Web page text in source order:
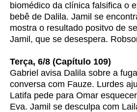
biomédico da clínica falsifica o
bebê de Dalila. Jamil se
mostra o resultado positvo de
Jamil, que se desespera.
Terça, 6/8 (Capítulo 109)
Gabriel avisa Dalila sobre a
conversa com Fauze. Lurdes
Latifa pede para Omar
Eva. Jamil se desculpa com